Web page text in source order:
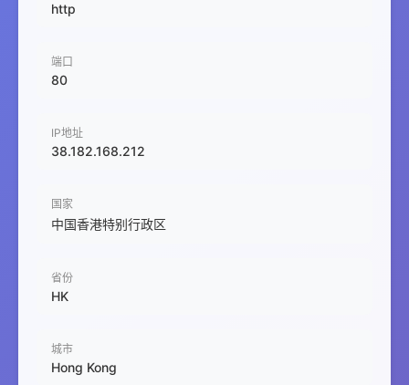
http
端口
80
IP地址
38.182.168.212
国家
中国香港特别行政区
省份
HK
城市
Hong Kong